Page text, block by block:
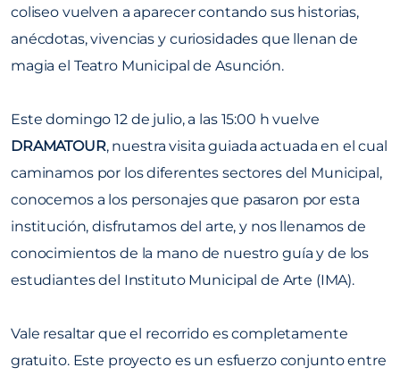
coliseo vuelven a aparecer contando sus historias,
anécdotas, vivencias y curiosidades que llenan de
magia el Teatro Municipal de Asunción.
Este domingo 12 de julio, a las 15:00 h vuelve
DRAMATOUR, nuestra visita guiada actuada en el cual
caminamos por los diferentes sectores del Municipal,
conocemos a los personajes que pasaron por esta
institución, disfrutamos del arte, y nos llenamos de
conocimientos de la mano de nuestro guía y de los
estudiantes del Instituto Municipal de Arte (IMA).
Vale resaltar que el recorrido es completamente
gratuito. Este proyecto es un esfuerzo conjunto entre